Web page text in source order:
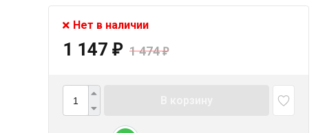
Нет в наличии
1 147 ₽ 1 474₽